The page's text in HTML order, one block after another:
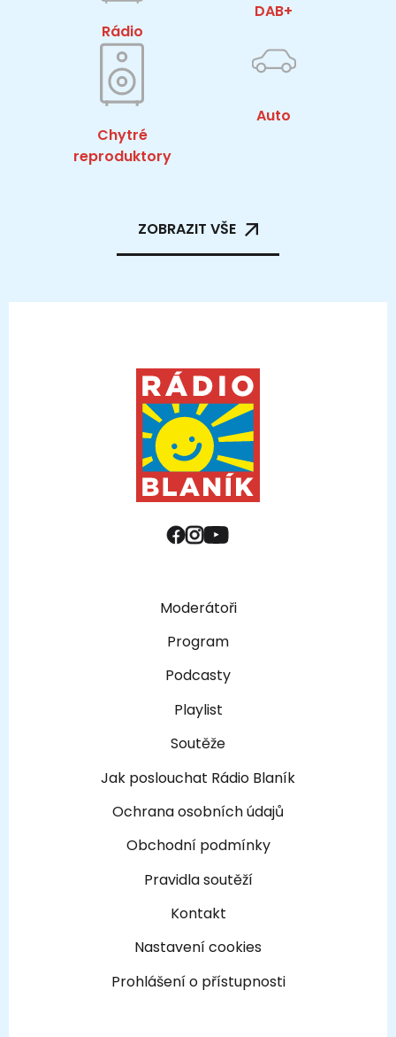
Rádio
DAB+
Chytré
reproduktory
Auto
ZOBRAZIT VŠE
Moderátoři
Program
Podcasty
Playlist
Soutěže
Jak poslouchat Rádio Blaník
Ochrana osobních údajů
Obchodní podmínky
Pravidla soutěží
Kontakt
Nastavení cookies
Prohlášení o přístupnosti